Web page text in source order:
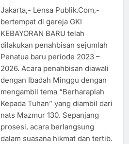
Jakarta,- Lensa Publik.Com,-
bertempat di gereja GKI
KEBAYORAN BARU telah
dilakukan penahbisan sejumlah
Penatua baru periode 2023 –
2026. Acara penahbisan diawali
dengan Ibadah Minggu dengan
mengambil tema “Berharaplah
Kepada Tuhan” yang diambil dari
nats Mazmur 130. Sepanjang
prosesi, acara berlangsung
dalam suasana hikmat dan tertib.